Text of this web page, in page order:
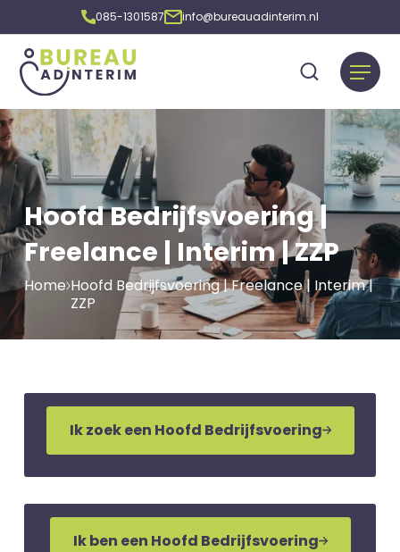
085-1301587 info@bureauadinterim.nl
Hoofd Bedrijfsvoering |
Freelance | Interim | ZZP
Home Hoofd Bedrijfsvoering | Freelance | Interim |
ZZP
Ik zoek een Hoofd Bedrijfsvoering
Ik ben een Hoofd Bedrijfsvoering